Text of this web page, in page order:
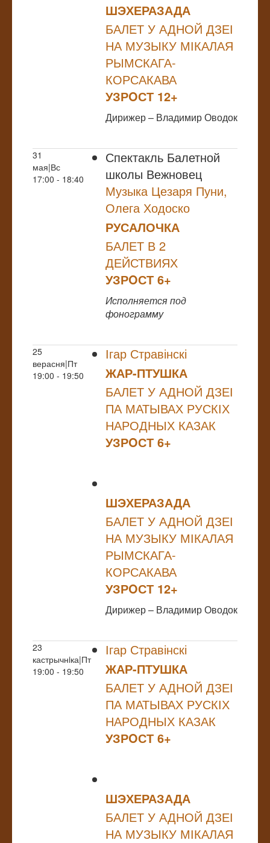
ШЭХЕРАЗАДА
БАЛЕТ У АДНОЙ ДЗЕІ
НА МУЗЫКУ МІКАЛАЯ
РЫМСКАГА-
КОРСАКАВА
УЗРOСТ 12+
Дирижер – Владимир Оводок
31
мая|Вс
17:00 - 18:40
Спектакль Балетной
школы Вежновец
Музыка Цезаря Пуни,
Олега Ходоско
РУСАЛОЧКА
БАЛЕТ В 2
ДЕЙСТВИЯХ
УЗРOСТ 6+
Исполняется под
фонограмму
25
верасня|Пт
19:00 - 19:50
Ігар Стравінскі
ЖАР-ПТУШКА
БАЛЕТ У АДНОЙ ДЗЕІ
ПА МАТЫВАХ РУСКІХ
НАРОДНЫХ КАЗАК
УЗРOСТ 6+
ШЭХЕРАЗАДА
БАЛЕТ У АДНОЙ ДЗЕІ
НА МУЗЫКУ МІКАЛАЯ
РЫМСКАГА-
КОРСАКАВА
УЗРOСТ 12+
Дирижер – Владимир Оводок
23
кастрычнiка|Пт
19:00 - 19:50
Ігар Стравінскі
ЖАР-ПТУШКА
БАЛЕТ У АДНОЙ ДЗЕІ
ПА МАТЫВАХ РУСКІХ
НАРОДНЫХ КАЗАК
УЗРOСТ 6+
ШЭХЕРАЗАДА
БАЛЕТ У АДНОЙ ДЗЕІ
НА МУЗЫКУ МІКАЛАЯ